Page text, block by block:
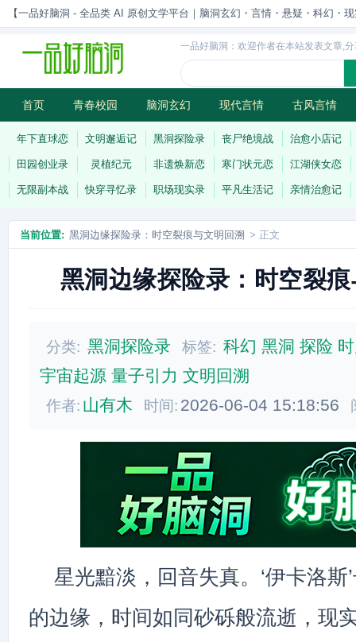
【一品好脑洞 - 全品类 AI 原创文学平台｜脑洞玄幻・言情・悬疑・科幻・
一品好脑洞：欢迎作者在本站发表文章,
首页 青春校园 脑洞玄幻 现代言情 古风言情
历史权谋 武侠江湖 灵异志怪 连载
年下直球恋 文明邂逅记 黑洞探险录 丧尸绝境战 治愈小店记
田园创业录 灵植纪元 非遗焕新恋 寒门状元恋 江湖侠女恋
无限副本战 快穿寻忆录 职场现实录 平凡生活记 亲情治愈记
当前位置: 黑洞边缘探险录：时空裂痕与文明回溯 > 正文
黑洞边缘探险录：时空裂
分类: 黑洞探险录 标签: 科幻 黑洞 探险
宇宙起源 量子引力 文明回溯
作者: 山有木 时间: 2026-06-04 15:18:56
星光黯淡，回音失真。‘伊卡洛斯’
的边缘，时间如同砂砾般流逝，现